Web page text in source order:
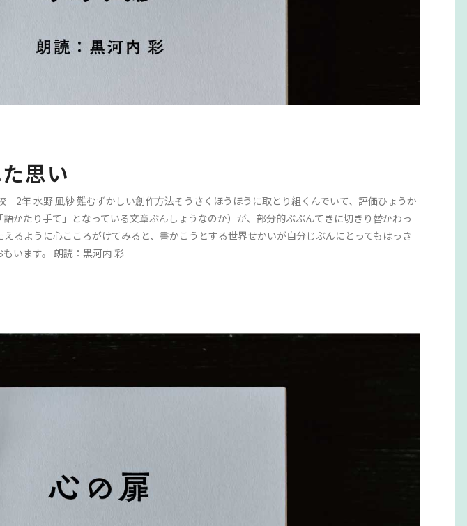
思い
2年 水野 凪紗 難むずかしい創作方法そうさくほうほうに取とり組くんでいて、評価ひょうか
かたり手て」となっている文章ぶんしょうなのか）が、部分的ぶぶんてきに切きり替かわっ
るように心こころがけてみると、書かこうとする世界せかいが自分じぶんにとってもはっき
います。 朗読：黒河内 彩